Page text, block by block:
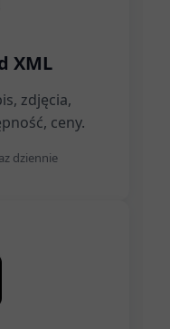
XML
zdjęcia,
ceny.
dziennie